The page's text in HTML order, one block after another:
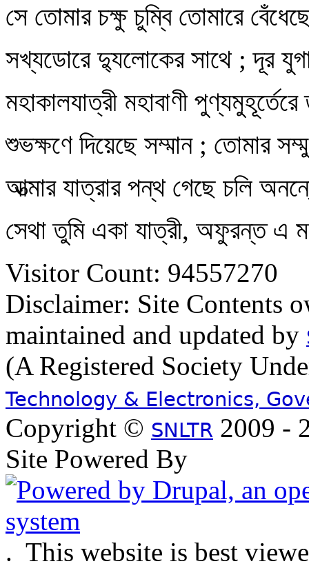
সে তোমার চক্ষু চুম্বি তোমারে
সখ্যডোরে দ্যুলোকের সাথে ; দূর
মহাকালযাত্রী মহাবাণী
শুভক্ষণে দিয়েছে সম্মান ; তোমার
আত্মার যাত্রার পন্থ গেছে চলি
সেথা তুমি একা যাত্রী, অফুরন্ত এ
Visitor Count: 94557270
Disclaimer: Site Contents
maintained and updated by
(A Registered Society
Technology & Electronics,
Copyright © SNLTR 2009 -
Site Powered By
. This website is best